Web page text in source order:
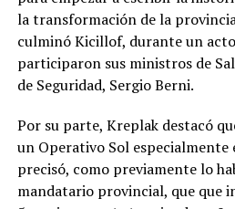
la transformación de la
culminó Kicillof, durante un
participaron sus ministros de
de Seguridad, Sergio Berni.
Por su parte, Kreplak destacó
un Operativo Sol
precisó, como previamente lo
mandatario provincial, que que